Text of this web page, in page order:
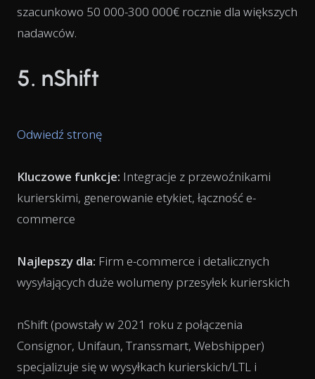
szacunkowo 50 000-300 000€ rocznie dla większych
nadawców.
5. nShift
Odwiedź stronę
Kluczowe funkcje: Integracje z przewoźnikami
kurierskimi, generowanie etykiet, łączność e-
commerce
Najlepszy dla: Firm e-commerce i detalicznych
wysyłających duże wolumeny przesyłek kurierskich
nShift (powstały w 2021 roku z połączenia
Consignor, Unifaun, Transsmart, Webshipper)
specjalizuje się w wysyłkach kurierskich/LTL i